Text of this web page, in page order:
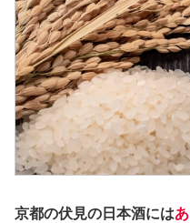
京都の伏見の日本酒には